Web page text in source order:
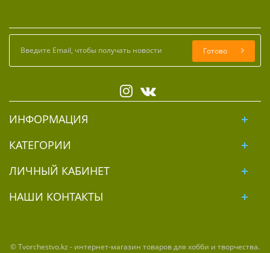
Готово
ИНФОРМАЦИЯ
КАТЕГОРИИ
ЛИЧНЫЙ КАБИНЕТ
НАШИ КОНТАКТЫ
© Tvorchestvo.kz - интернет-магазин товаров для хобби и творчества.